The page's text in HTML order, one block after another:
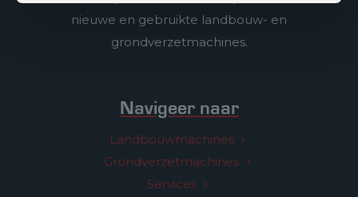
nieuwe en gebruikte landbouw- en
grondverzetmachines.
Navigeer naar
Landbouwmachines
Grondverzetmachines
Services